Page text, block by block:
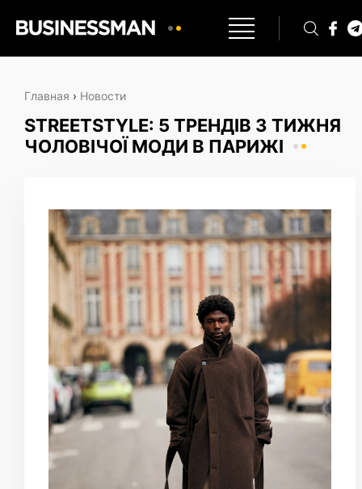
Главная › Новости
STREETSTYLE: 5 ТРЕНДІВ З ТИЖНЯ
ЧОЛОВІЧОЇ МОДИ В ПАРИЖІ